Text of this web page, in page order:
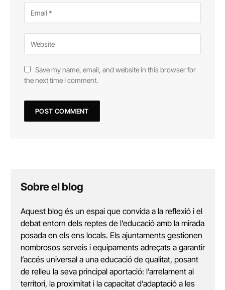
Save my name, email, and website in this browser for
the next time I comment.
Sobre el blog
Aquest blog és un espai que convida a la reflexió i el
debat entorn dels reptes de l’educació amb la mirada
posada en els ens locals. Els ajuntaments gestionen
nombrosos serveis i equipaments adreçats a garantir
l’accés universal a una educació de qualitat, posant
de relleu la seva principal aportació: l’arrelament al
territori, la proximitat i la capacitat d’adaptació a les